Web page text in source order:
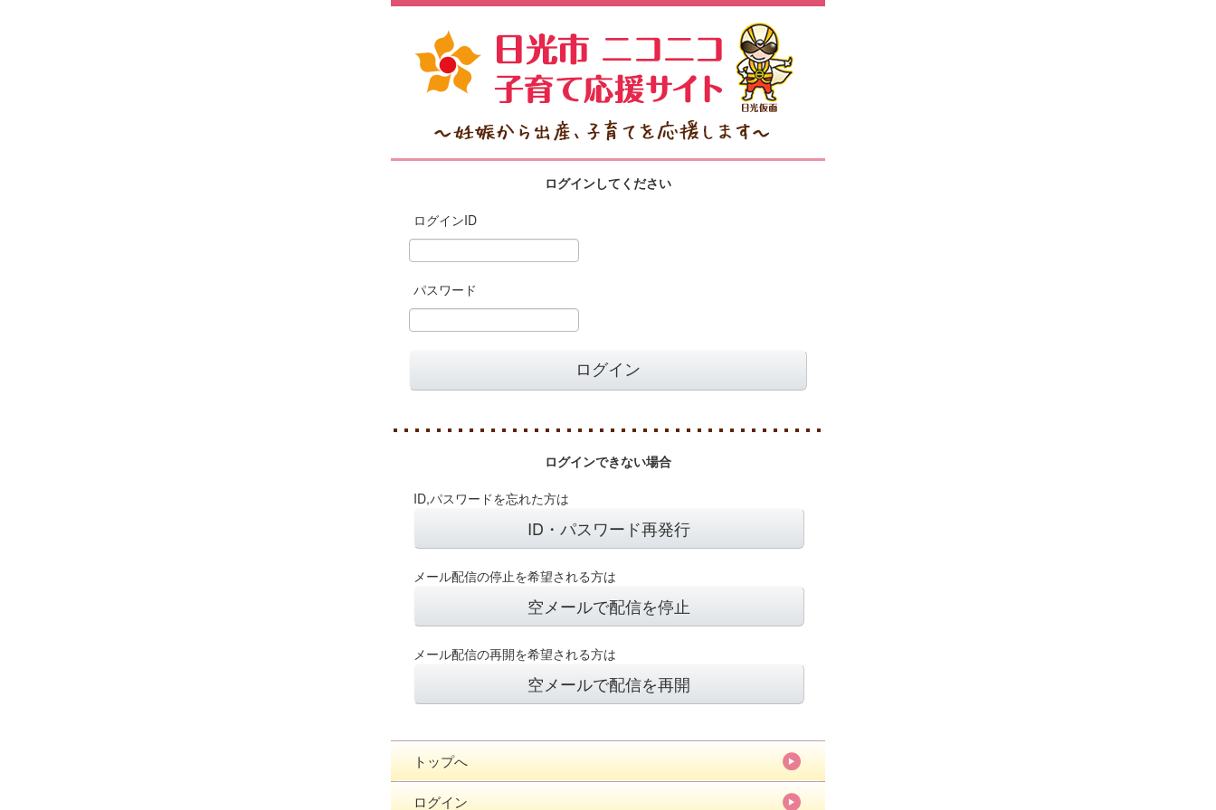
ログインしてください
ログインID
パスワード
ログインできない場合
ID,パスワードを忘れた方は
ID・パスワード再発行
メール配信の停止を希望される方は
空メールで配信を停止
メール配信の再開を希望される方は
空メールで配信を再開
トップへ
ログイン